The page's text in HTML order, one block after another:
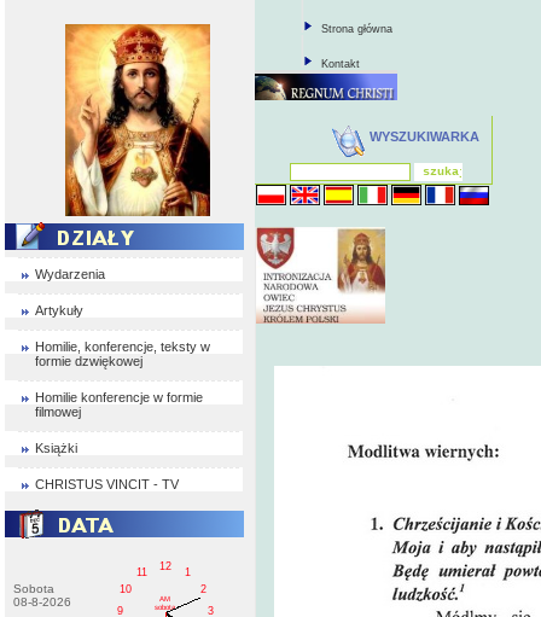
Wydarzenia
Artykuły
Homilie, konferencje, teksty w
formie dzwiękowej
Homilie konferencje w formie
filmowej
Książki
CHRISTUS VINCIT - TV
Sobota
08-8-2026
1
2
3
9
10
11
12
AM
sobota
Strona główna
Kontakt
WYSZUKIWARKA